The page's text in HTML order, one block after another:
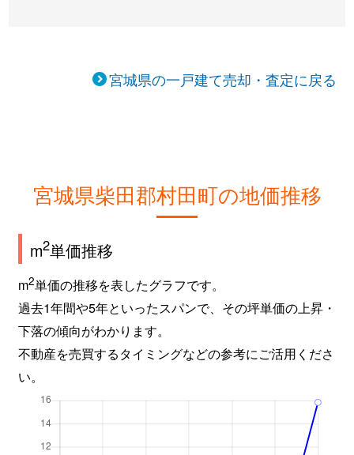
宮城県の一戸建て売却・査定に戻る
宮城県柴田郡村田町の地価推移
m2単価推移
m2単価の推移を表したグラフです。
過去1年間や5年といったスパンで、その坪単価の上昇・
下落の傾向がわかります。
不動産を売買するタイミングなどの参考にご活用くださ
い。